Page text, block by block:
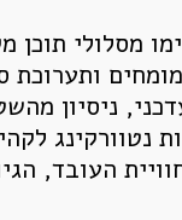
מסלולי תוכן
ותערוכת
ניסיון
נטוורקינג
העובד,